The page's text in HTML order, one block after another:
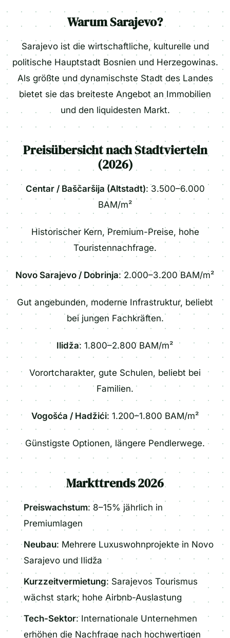
Warum Sarajevo?
Sarajevo ist die wirtschaftliche, kulturelle und
politische Hauptstadt Bosnien und Herzegowinas.
Als größte und dynamischste Stadt des Landes
bietet sie das breiteste Angebot an Immobilien
und den liquidesten Markt.
Preisübersicht nach Stadtvierteln
(2026)
Centar / Baščaršija (Altstadt): 3.500–6.000
BAM/m²
Historischer Kern, Premium-Preise, hohe
Touristennachfrage.
Novo Sarajevo / Dobrinja: 2.000–3.200 BAM/m²
Gut angebunden, moderne Infrastruktur, beliebt
bei jungen Fachkräften.
Ilidža: 1.800–2.800 BAM/m²
Vorortcharakter, gute Schulen, beliebt bei
Familien.
Vogošća / Hadžići: 1.200–1.800 BAM/m²
Günstigste Optionen, längere Pendlerwege.
Markttrends 2026
Preiswachstum: 8–15% jährlich in
Premiumlagen
Neubau: Mehrere Luxuswohnprojekte in Novo
Sarajevo und Ilidža
Kurzzeitvermietung: Sarajevos Tourismus
wächst stark; hohe Airbnb-Auslastung
Tech-Sektor: Internationale Unternehmen
erhöhen die Nachfrage nach hochwertigen